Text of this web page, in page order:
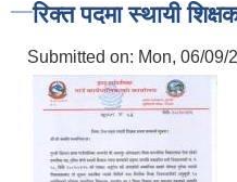
रिक्त पदमा स्थायी
Submitted on: Mon, 06/09/